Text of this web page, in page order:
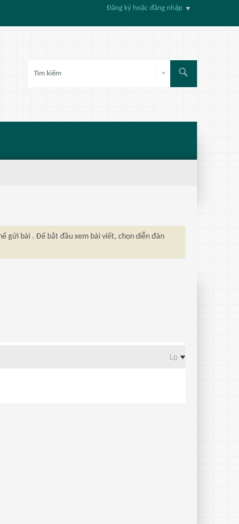
Đăng ký hoặc đăng nhập
gửi bài . Để bắt đầu xem bài viết, chọn diễn đàn
Lọc